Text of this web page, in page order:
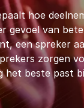
hoe
gevoel van
een spreker
zorgen
het beste past